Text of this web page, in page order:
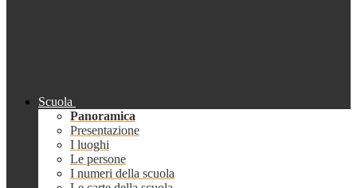
Scuola
Panoramica
Presentazione
I luoghi
Le persone
I numeri della scuola